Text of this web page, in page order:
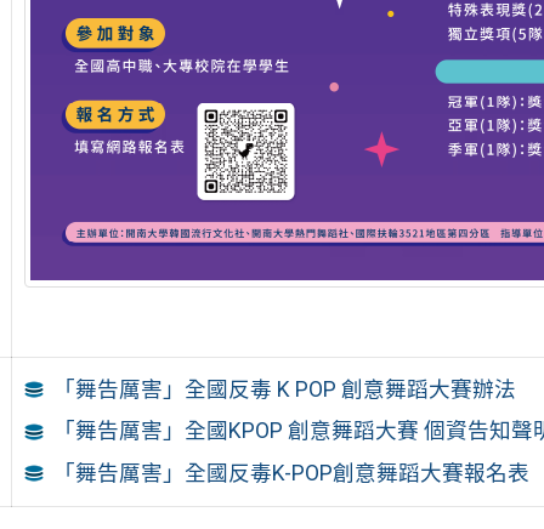
「舞告厲害」全國反毒 K POP 創意舞蹈大賽辦法
「舞告厲害」全國KPOP 創意舞蹈大賽 個資告知聲
「舞告厲害」全國反毒K-POP創意舞蹈大賽報名表